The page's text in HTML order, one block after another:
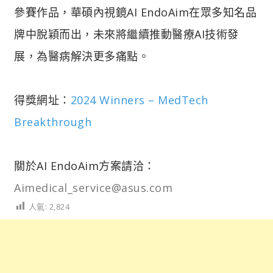
參賽作品，華碩內視鏡AI EndoAim在眾多知名品
牌中脫穎而出，未來將繼續推動醫療AI技術發
展，為醫病解決更多痛點。
得獎網址： 2024 Winners – MedTech
Breakthrough
關於AI EndoAim方案請洽：
Aimedical_service@asus.com
人氣: 2,824